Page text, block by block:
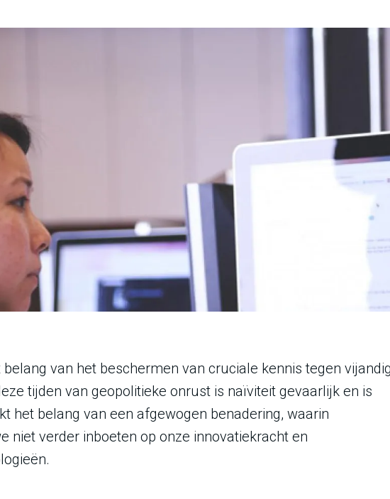
van het beschermen van cruciale kennis tegen
tijden van geopolitieke onrust is naïviteit gevaarlijk en is
het belang van een afgewogen benadering, waarin
niet verder inboeten op onze innovatiekracht en